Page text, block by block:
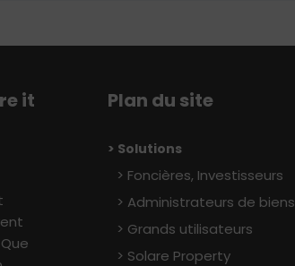
it
Que
Plan du site
> Solutions
Foncières, Investisseurs
Administrateurs de biens
Grands utilisateurs
Solare Property